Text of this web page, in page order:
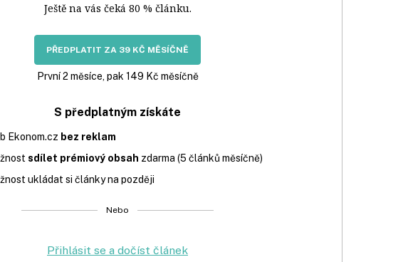
Ještě na vás čeká 80 % článku.
PŘEDPLATIT ZA 39 KČ MĚSÍČNĚ
První 2 měsíce, pak 149 Kč měsíčně
S předplatným získáte
Ekonom.cz bez reklam
sdílet prémiový obsah zdarma (5 článků měsíčně)
ukládat si články na později
Nebo
Přihlásit se a dočíst článek